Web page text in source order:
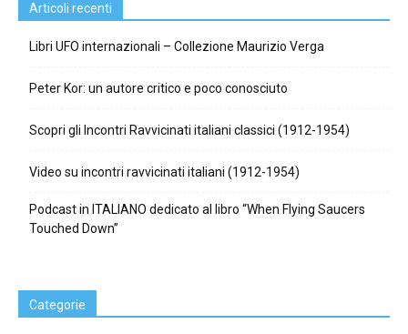
Articoli recenti
Libri UFO internazionali – Collezione Maurizio Verga
Peter Kor: un autore critico e poco conosciuto
Scopri gli Incontri Ravvicinati italiani classici (1912-1954)
Video su incontri ravvicinati italiani (1912-1954)
Podcast in ITALIANO dedicato al libro “When Flying Saucers
Touched Down”
Categorie